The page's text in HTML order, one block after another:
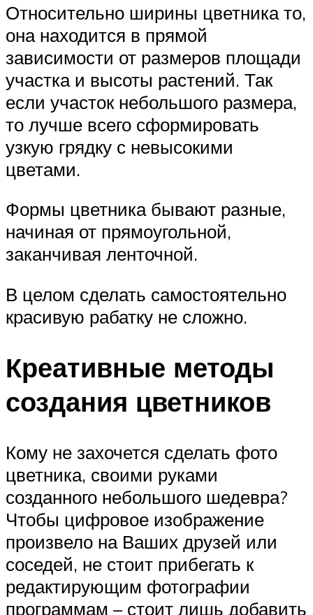
Относительно ширины цветника то,
она находится в прямой
зависимости от размеров площади
участка и высоты растений. Так
если участок небольшого размера,
то лучше всего сформировать
узкую грядку с невысокими
цветами.
Формы цветника бывают разные,
начиная от прямоугольной,
заканчивая ленточной.
В целом сделать самостоятельно
красивую рабатку не сложно.
Креативные методы
создания цветников
Кому не захочется сделать фото
цветника, своими руками
созданного небольшого шедевра?
Чтобы цифровое изображение
произвело на Ваших друзей или
соседей, не стоит прибегать к
редактирующим фотографии
программам – стоит лишь добавить